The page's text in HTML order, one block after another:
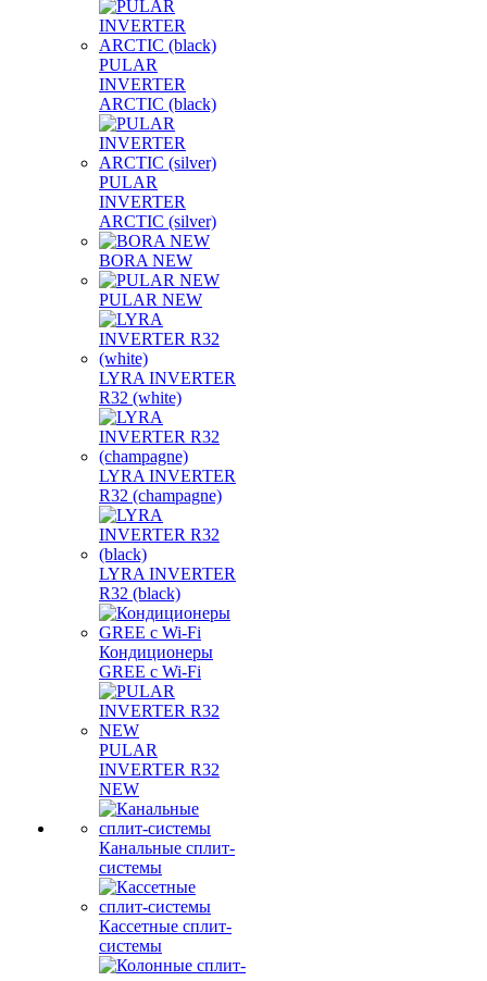
PULAR
INVERTER
ARCTIC (black)
PULAR
INVERTER
ARCTIC (silver)
BORA NEW
PULAR NEW
LYRA INVERTER
R32 (white)
LYRA INVERTER
R32 (champagne)
LYRA INVERTER
R32 (black)
Кондиционеры
GREE с Wi-Fi
PULAR
INVERTER R32
NEW
Канальные сплит-
системы
Кассетные сплит-
системы